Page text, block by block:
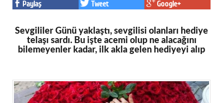
Paylaş Tweet Google+
Sevgililer Günü yaklaştı, sevgilisi olanları hediye
telaşı sardı. Bu işte acemi olup ne alacağını
bilemeyenler kadar, ilk akla gelen hediyeyi alıp